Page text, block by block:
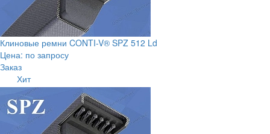
Клиновые ремни CONTI-V® SPZ 512 Ld
Цена: по запросу
Заказ
Хит